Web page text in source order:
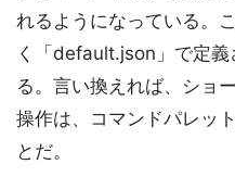
れるようになっている。
く「default.json」で定
る。言い換えれば、ショ
操作は、コマンドパレッ
とだ。